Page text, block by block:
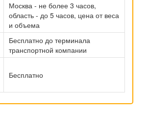
Москва - не более 3 часов,
область - до 5 часов, цена от веса
и объема
Бесплатно до терминала
транспортной компании
Бесплатно